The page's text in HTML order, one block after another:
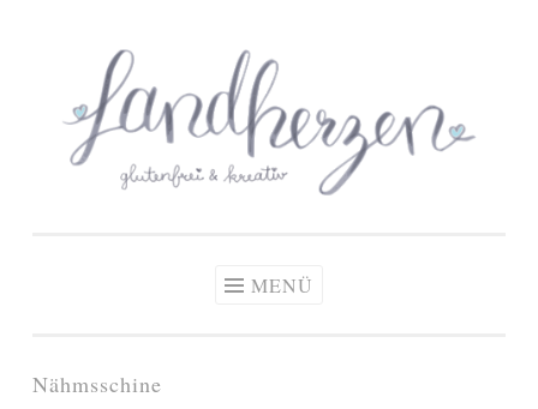
springen
Zöliakie, glutenfreie Ernährung
MENÜ
Nähmsschine